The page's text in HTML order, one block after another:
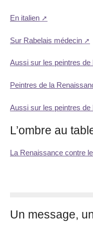
En italien
Sur Rabelais médecin
Aussi sur les peintres de
Peintres de la
Aussi sur les peintres de
L’ombre au
La Renaissance contre
Un message,